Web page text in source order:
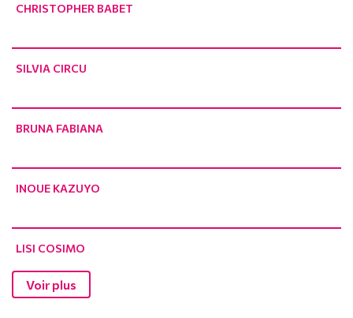
CHRISTOPHER BABET
SILVIA CIRCU
BRUNA FABIANA
INOUE KAZUYO
LISI COSIMO
Voir plus